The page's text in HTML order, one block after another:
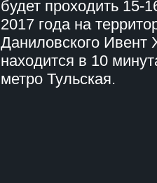
будет проходить 15-
2017 года на
Даниловского Ивент
находится в 10
метро Тульская.